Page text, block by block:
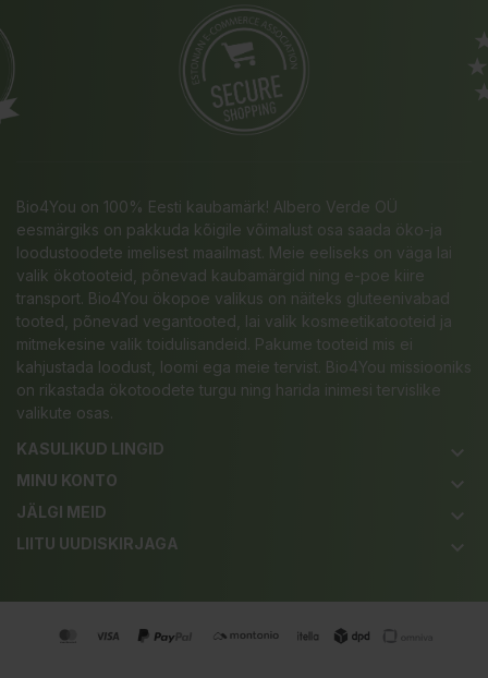
Bio4You on 100% Eesti kaubamärk! Albero Verde OÜ
eesmärgiks on pakkuda kõigile võimalust osa saada öko-ja
loodustoodete imelisest maailmast. Meie eeliseks on väga lai
valik ökotooteid, põnevad kaubamärgid ning e-poe kiire
transport. Bio4You ökopoe valikus on näiteks gluteenivabad
tooted, põnevad vegantooted, lai valik kosmeetikatooteid ja
mitmekesine valik toidulisandeid. Pakume tooteid mis ei
kahjustada loodust, loomi ega meie tervist. Bio4You missiooniks
on rikastada ökotoodete turgu ning harida inimesi tervislike
valikute osas.
KASULIKUD LINGID
keyboard_arrow_down
MINU KONTO keyboard_arrow_down
JÄLGI MEID keyboard_arrow_down
LIITU UUDISKIRJAGA keyboard_arrow_down